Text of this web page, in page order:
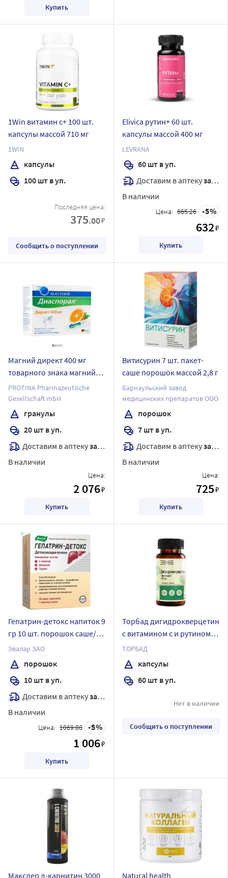
Купить
1Win витамин с+ 100 шт.
капсулы массой 710 мг
1WIN
капсулы
100 шт в уп.
Последняя цена:
375.00₽
Сообщить о поступлении
Elivica рутин+ 60 шт.
капсулы массой 400 мг
LEVRANA
60 шт в уп.
Доставим в аптекузавтра
В наличии
Цена: 665.26 5
632₽
Купить
Магний директ 400 мг
товарного знака магний
диаспорал гранулы 20 шт.
саше массой 2220 мг
PROTINA Pharmazeutische
Gesellschaft mbH
гранулы
20 шт в уп.
Доставим в аптекузавтра
В наличии
Цена:
2 076₽
Купить
Витисурин 7 шт. пакет-
саше порошок массой 2,8 г
Барнаульский завод
медицинских препаратов ООО
порошок
7 шт в уп.
Доставим в аптекузавтра
В наличии
Цена:
725₽
Купить
Гепатрин-детокс напиток 9
гр 10 шт. порошок саше/
пак
Эвалар ЗАО
порошок
10 шт в уп.
Доставим в аптекузавтра
В наличии
Цена: 1069.08 5
1 006₽
Купить
Торбад дигидрокверцетин
с витамином с и рутином
60 шт. капсулы массой 370
мг
ТОРБАД
капсулы
60 шт в уп.
Нет в наличии
Сообщить о поступлении
Макслер л-карнитин 3000 Natural health